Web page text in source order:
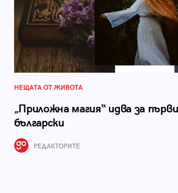
НЕЩАТА ОТ ЖИВОТА
„Приложна магия“ идва за
български
РЕДАКТОРИТЕ